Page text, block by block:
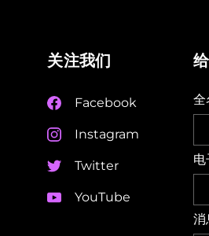
关注我们
Facebook
Instagram
Twitter
YouTube
全
电
消